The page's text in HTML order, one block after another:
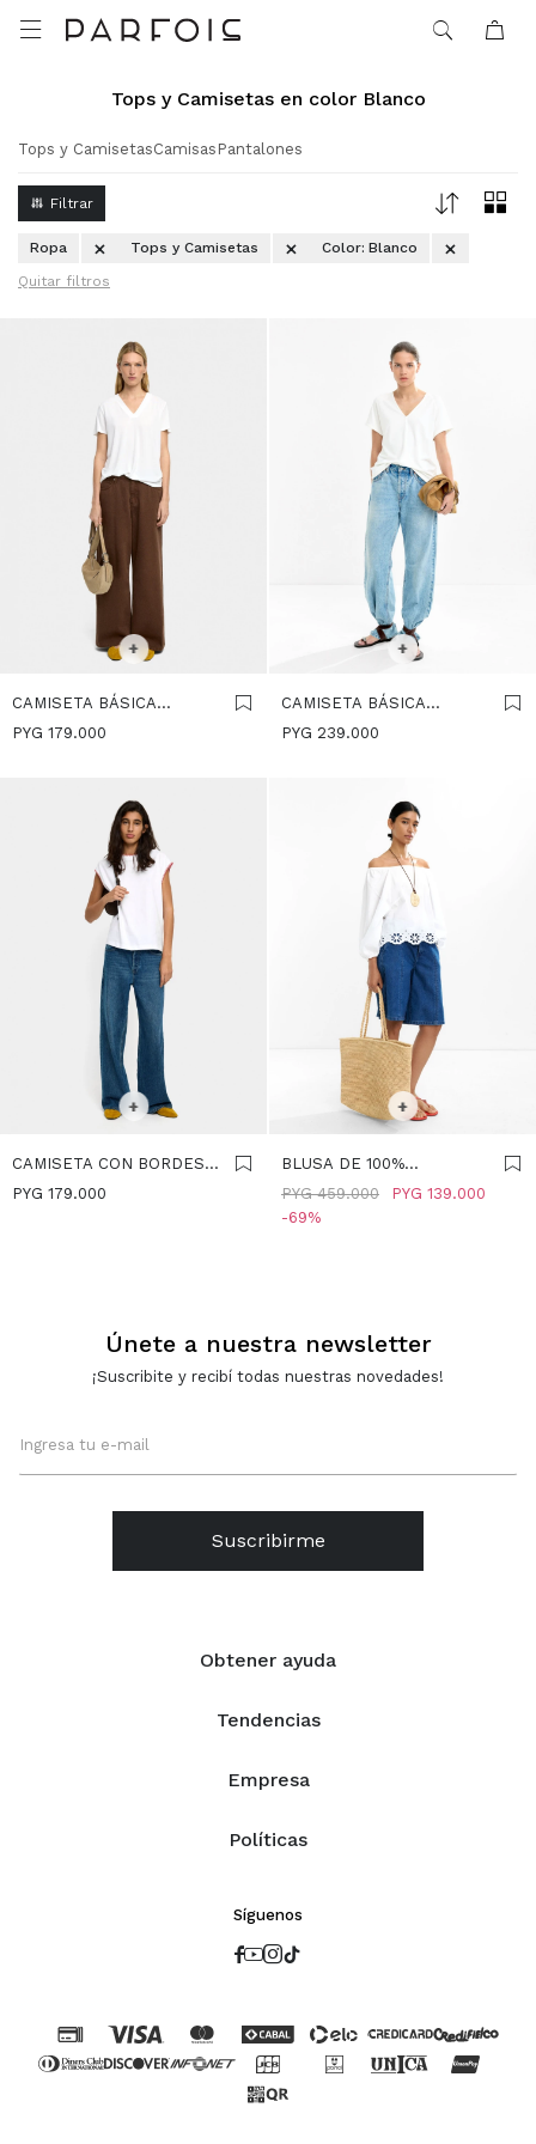

Tops y Camisetas en color Blanco
Tops y CamisetasCamisas Pantalones
Ropa Tops y Camisetas Color: Blanco
Quitar filtros
SELECCIONAR TALLE
+
CAMISETA BÁSICA
CUELLO PICO - BLANCO
PYG 179.000
SELECCIONAR TALLE
M-L
+
CAMISETA BÁSICA
CUELLO PICO - BLANCO
PYG 239.000
SELECCIONAR TALLE
+
CAMISETA CON BORDES
MARCADOS 100%
PYG 179.000
SELECCIONAR TALLE
+
BLUSA DE 100%
ALGODÓN CON MANGA
ABULLONADA - BLANCO
PYG 139.000
PYG 459.000
69
Obtener ayuda
Tendencias
Empresa
Políticas
Únete a nuestra newsletter
¡Suscribite y recibí todas nuestras novedades!
Suscribirme
Síguenos
